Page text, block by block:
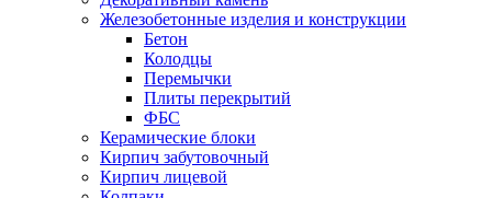
Железобетонные изделия и конструкции
Бетон
Колодцы
Перемычки
Плиты перекрытий
ФБС
Керамические блоки
Кирпич забутовочный
Кирпич лицевой